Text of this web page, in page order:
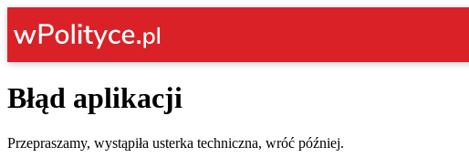
Błąd aplikacji
Przepraszamy, wystąpiła usterka techniczna, wróć później.